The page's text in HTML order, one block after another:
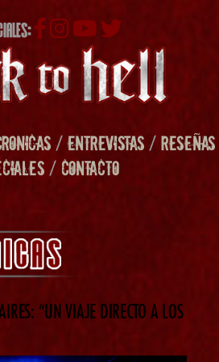
/ENTREVISTAS/RESEÑAS
/ CONTACTO
“UN VIAJE DIRECTO A LOS